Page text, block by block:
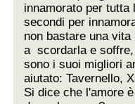
innamorato per tutta
secondi per
non bastare una
a scordarla e
sono i suoi migliori
aiutato: Tavernello,
Si dice che l'amore